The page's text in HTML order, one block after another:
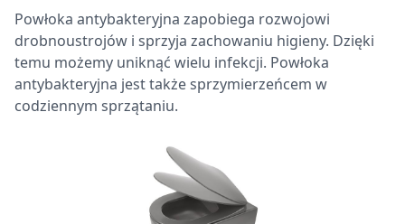
Powłoka antybakteryjna zapobiega rozwojowi
drobnoustrojów i sprzyja zachowaniu higieny. Dzięki
temu możemy uniknąć wielu infekcji. Powłoka
antybakteryjna jest także sprzymierzeńcem w
codziennym sprzątaniu.